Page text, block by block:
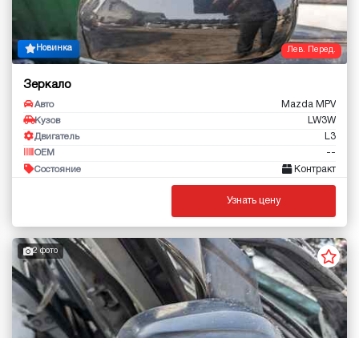
Лев. Перед.
Новинка
Зеркало
Авто Mazda MPV
Кузов LW3W
Двигатель L3
OEM --
Состояние Контракт
Узнать цену
2 фото